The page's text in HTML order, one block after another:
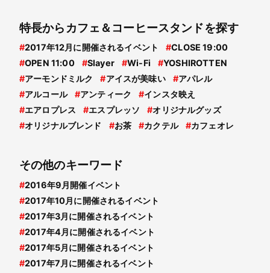
特長からカフェ＆コーヒースタンドを探す
#2017年12月に開催されるイベント #CLOSE 19:00
#OPEN 11:00 #Slayer #Wi-Fi #YOSHIROTTEN
#アーモンドミルク #アイスが美味い #アパレル
#アルコール #アンティーク #インスタ映え
#エアロプレス #エスプレッソ #オリジナルグッズ
#オリジナルブレンド #お茶 #カクテル #カフェオレ
その他のキーワード
#2016年9月開催イベント
#2017年10月に開催されるイベント
#2017年3月に開催されるイベント
#2017年4月に開催されるイベント
#2017年5月に開催されるイベント
#2017年7月に開催されるイベント